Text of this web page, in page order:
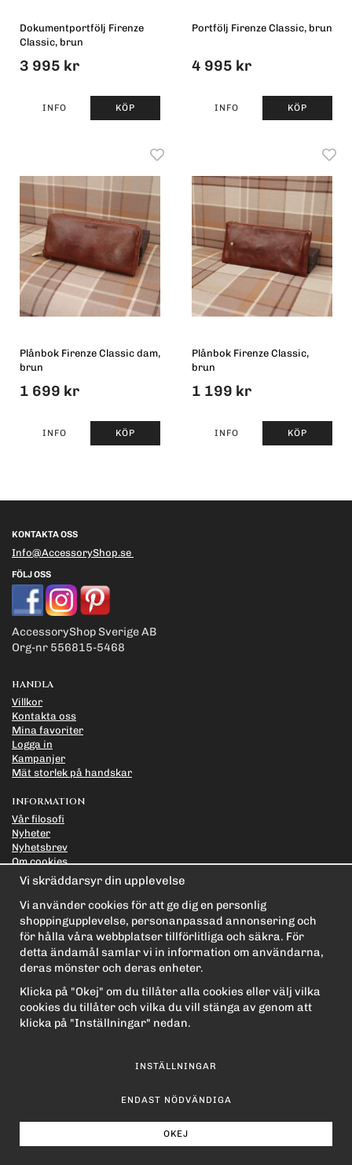
Dokumentportfölj Firenze
Classic, brun
3 995 kr
INFO KÖP
Portfölj Firenze Classic, brun
4 995 kr
INFO KÖP
Plånbok Firenze Classic dam,
brun
1 699 kr
INFO KÖP
Plånbok Firenze Classic,
brun
1 199 kr
INFO KÖP
KONTAKTA OSS
Info@AccessoryShop.se
FÖLJ OSS
AccessoryShop Sverige AB
Org-nr 556815-5468
HANDLA
Villkor
Kontakta oss
Mina favoriter
Logga in
Kampanjer
Mät storlek på handskar
INFORMATION
Vår filosofi
Nyheter
Nyhetsbrev
Om cookies
Länkar
Integritetspolicy
PRENUMERERA PÅ NYHETSBREVET FÖR VÅRA BÄSTA
ERBJUDANDEN OCH NYHETER!
E-
postadress
Drift & produktion:Wikinggruppen
Vi skräddarsyr din upplevelse
Vi använder cookies för att ge dig en personlig
shoppingupplevelse, personanpassad annonsering och
för hålla våra webbplatser tillförlitliga och säkra. För
detta ändamål samlar vi in information om användarna,
deras mönster och deras enheter.
Klicka på "Okej" om du tillåter alla cookies eller välj vilka
cookies du tillåter och vilka du vill stänga av genom att
klicka på "Inställningar" nedan.
INSTÄLLNINGAR
ENDAST NÖDVÄNDIGA
OKEJ